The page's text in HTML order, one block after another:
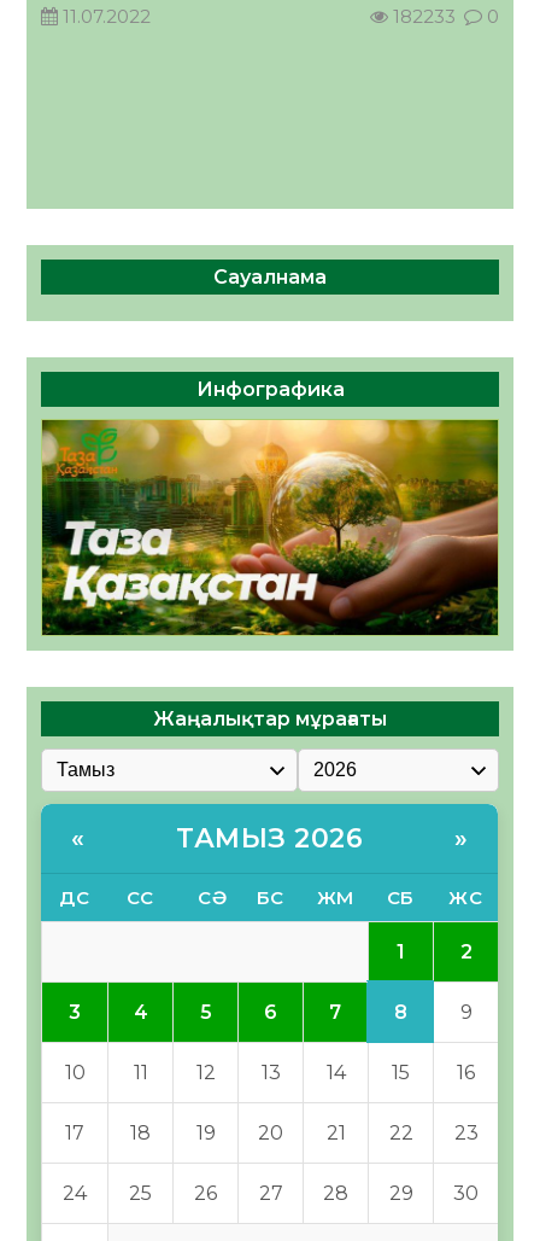
11.07.2022
182233 0
Сауалнама
Инфографика
Жаңалықтар мұрағаты
« ТАМЫЗ 2026 »
ДС СС СӘ БС ЖМ СБ ЖС
1 2
3 4 5 6 7 8 9
10 11 12 13 14 15 16
17 18 19 20 21 22 23
24 25 26 27 28 29 30